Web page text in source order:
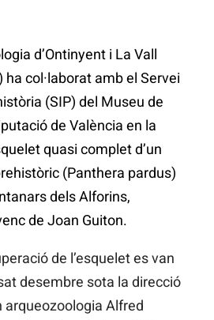
d’Ontinyent i La Vall
ha col·laborat amb el Servei
(SIP) del Museu de
de València en la
quasi complet d’un
(Panthera pardus)
dels Alforins,
de Joan Guiton.
de l’esquelet es van
desembre sota la direcció
arqueozoologia Alfred